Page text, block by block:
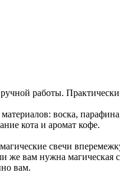
работы.
воска,
кота и аромат кофе.
свечи
же вам нужна
вам.